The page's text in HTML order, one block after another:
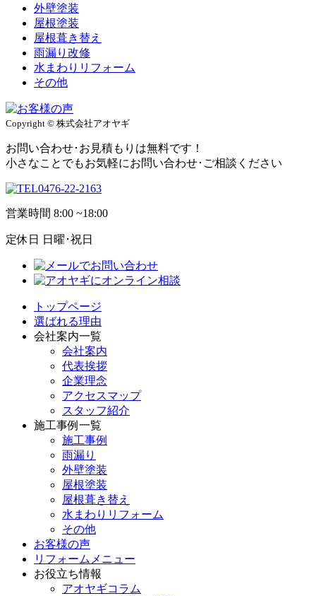
外壁塗装
屋根塗装
屋根葺き替え
雨漏り改修
水まわりリフォーム
その他
Copyright © 株式会社アオヤギ
お問い合わせ･お見積もりは無料です！
小さなことでもお気軽にお問い合わせ･ご相談ください
0476-22-2163
営業時間 8:00 ~18:00
定休日 日曜･祝日
トップページ
選ばれる理由
会社案内一覧
会社案内
代表挨拶
企業理念
アクセスマップ
スタッフ紹介
施工事例一覧
施工事例
雨漏り
外壁塗装
屋根塗装
屋根葺き替え
水まわりリフォーム
その他
お客様の声
リフォームメニュー
お役立ち情報
アオヤギコラム